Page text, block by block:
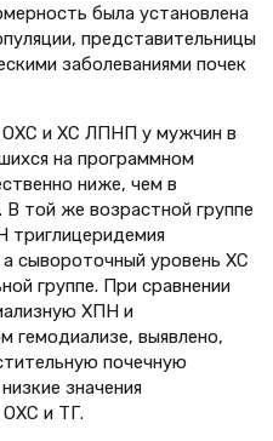
была установлена
представительницы
заболеваниями почек
ОХС и ХС ЛПНП у мужчин в
на программном
ниже, чем в
В той же возрастной группе
триглицеридемия
сывороточный уровень ХС
группе. При сравнении
ХПН и
гемодиализе, выявлено,
почечную
значения
и ТГ.